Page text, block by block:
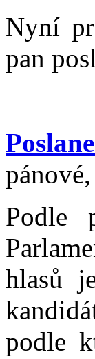
Nyní
pan
Podle
hlasů
podle